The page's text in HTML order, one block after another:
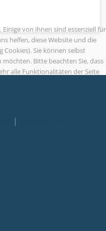
von ihnen sind essenziell für
helfen, diese Website und die
Cookies). Sie können selbst
möchten. Bitte beachten Sie, dass
alle Funktionalitäten der Seite
|